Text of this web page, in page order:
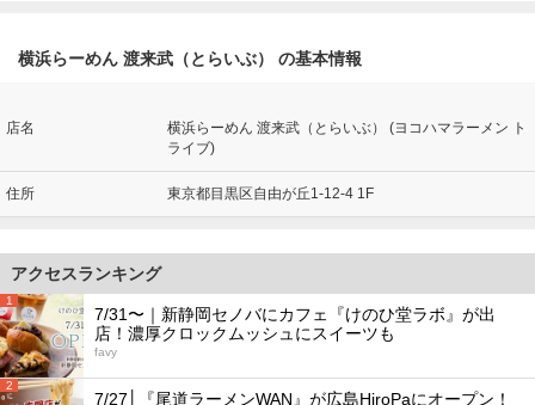
横浜らーめん 渡来武（とらいぶ） の基本情報
店名
横浜らーめん 渡来武（とらいぶ） (ヨコハマラーメン ト
ライブ)
住所 東京都目黒区自由が丘1-12-4 1F
アクセスランキング
1
7/31〜｜新静岡セノバにカフェ『けのひ堂ラボ』が出
店！濃厚クロックムッシュにスイーツも
favy
2
7/27│『尾道ラーメンWAN』が広島HiroPaにオープン！